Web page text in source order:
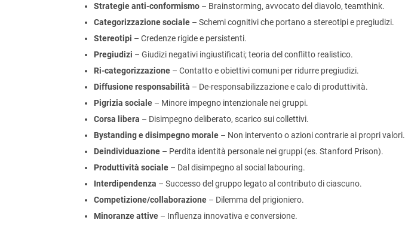
Strategie anti-conformismo – Brainstorming, avvocato del diavolo, teamthink.
Categorizzazione sociale – Schemi cognitivi che portano a stereotipi e pregiudizi.
Stereotipi – Credenze rigide e persistenti.
Pregiudizi – Giudizi negativi ingiustificati; teoria del conflitto realistico.
Ri-categorizzazione – Contatto e obiettivi comuni per ridurre pregiudizi.
Diffusione responsabilità – De-responsabilizzazione e calo di produttività.
Pigrizia sociale – Minore impegno intenzionale nei gruppi.
Corsa libera – Disimpegno deliberato, scarico sui collettivi.
Bystanding e disimpegno morale – Non intervento o azioni contrarie ai propri valori.
Deindividuazione – Perdita identità personale nei gruppi (es. Stanford Prison).
Produttività sociale – Dal disimpegno al social labouring.
Interdipendenza – Successo del gruppo legato al contributo di ciascuno.
Competizione/collaborazione – Dilemma del prigioniero.
Minoranze attive – Influenza innovativa e conversione.